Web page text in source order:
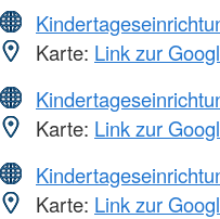
Karte: Link zur
Karte: Link zur
Karte: Link zur